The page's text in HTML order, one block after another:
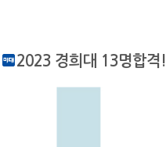
2023 경희대 13명합격!